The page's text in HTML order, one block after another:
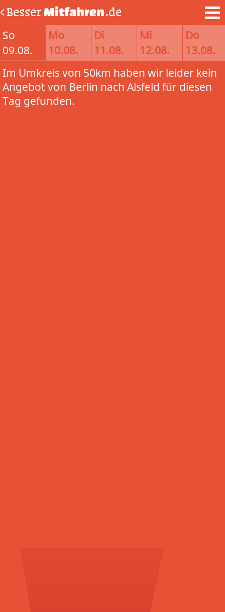
BesserMitfahren.de
So
09.08.
Mo
10.08.
Di
11.08.
Mi
12.08.
Do
13.08.
Im Umkreis von 50km haben wir leider kein
Angebot von Berlin nach Alsfeld für diesen
Tag gefunden.